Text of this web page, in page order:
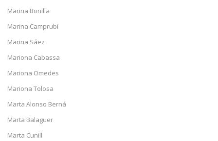
Marina Bonilla
Marina Camprubí
Marina Sáez
Mariona Cabassa
Mariona Omedes
Mariona Tolosa
Marta Alonso Berná
Marta Balaguer
Marta Cunill